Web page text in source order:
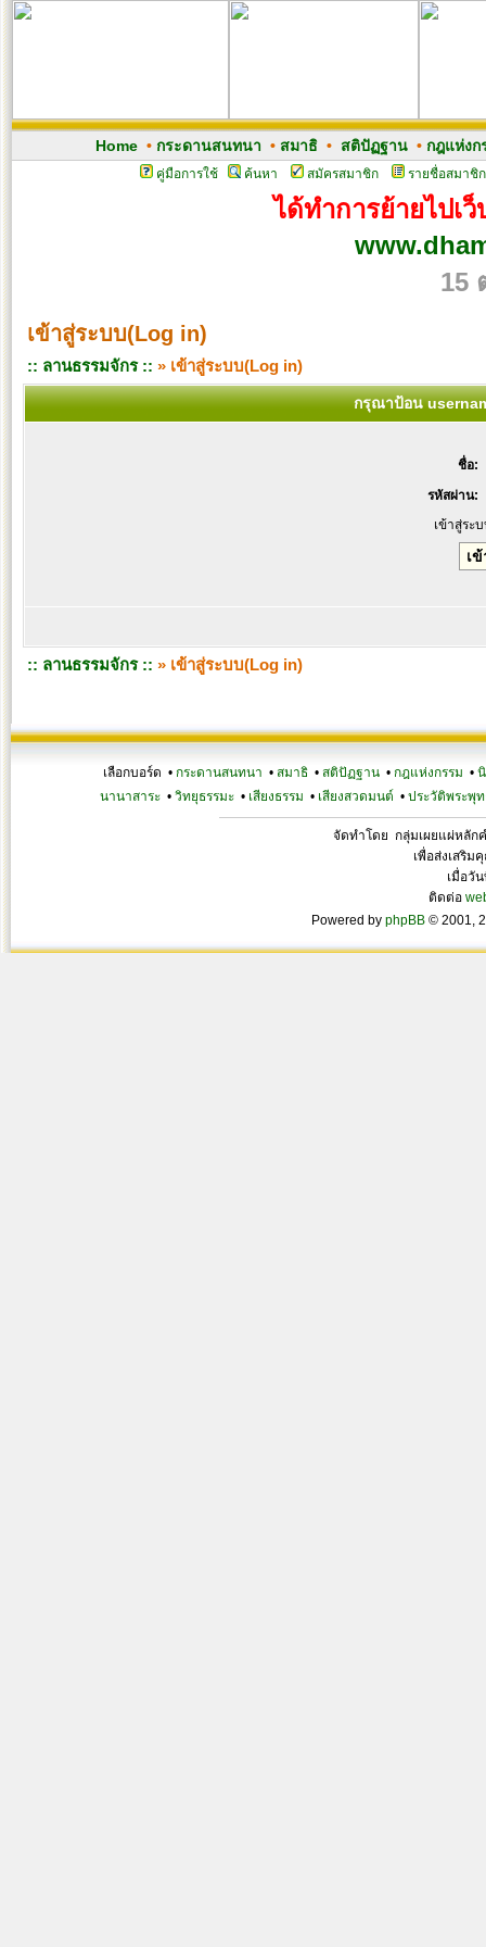
Home• กระดานสนทนา • สมาธิ• สติปัฏฐาน• กฎแห่งก
คู่มือการใช้ ค้นหา สมัครสมาชิก รายชื่อสมาชิก
ได้ทำการย้ายไปเ
15
เข้าสู่ระบบ(Log in)
:: ลานธรรมจักร :: » เข้าสู่ระบบ(Log in)
กรุณาป้อน
ชื่อ:
รหัสผ่าน:
เข้าสู่ระ
:: ลานธรรมจักร :: » เข้าสู่ระบบ(Log in)
เลือกบอร์ด • กระดานสนทนา • สมาธิ • สติปัฏฐาน • กฎแห่งกรรม •
นานาสาระ• วิทยุธรรมะ• เสียงธรรม • เสียงสวดมนต์ • ประวัติพระพุท
จัดทำโดย กลุ่มเผยแผ่หลัก
เพื่อส่งเสริม
เมื่อวั
ติดต่อ
Powered by phpBB © 2001,